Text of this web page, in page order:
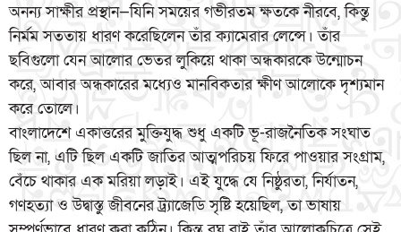
অনন্য সাক্ষীর প্রস্থান—যিনি সময়ের গভীরতম ক্ষতকে নীরবে, কিন্তু
নির্মম সততায় ধারণ করেছিলেন তাঁর ক্যামেরার লেন্সে। তাঁর
ছবিগুলো যেন আলোর ভেতর লুকিয়ে থাকা অন্ধকারকে উন্মোচন
করে, আবার অন্ধকারের মধ্যেও মানবিকতার ক্ষীণ আলোকে দৃশ্যমান
করে তোলে।
বাংলাদেশে একাত্তরের মুক্তিযুদ্ধ শুধু একটি ভূ-রাজনৈতিক সংঘাত
ছিল না, এটি ছিল একটি জাতির আত্মপরিচয় ফিরে পাওয়ার সংগ্রাম,
বেঁচে থাকার এক মরিয়া লড়াই। এই যুদ্ধে যে নিষ্ঠুরতা, নির্যাতন,
গণহত্যা ও উদ্বাস্তু জীবনের ট্র্যাজেডি সৃষ্টি হয়েছিল, তা ভাষায়